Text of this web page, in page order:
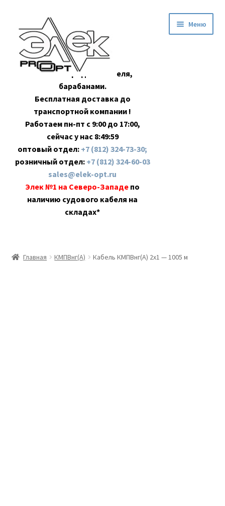
навигации
содержимому
Оптовая продажа кабеля,
барабанами.
Бесплатная доставка до
транспортной компании !
Работаем пн-пт с 9:00 до 17:00,
сейчас у нас8:50:0
оптовый отдел: +7 (812) 324-73-30;
розничный отдел: +7 (812) 324-60-03
sales@elek-opt.ru
Элек №1 на Северо-Западе по
наличию судового кабеля на
складах*
Меню
Главная КМПВнг(А) Кабель КМПВнг(А) 2х1 — 1005 м